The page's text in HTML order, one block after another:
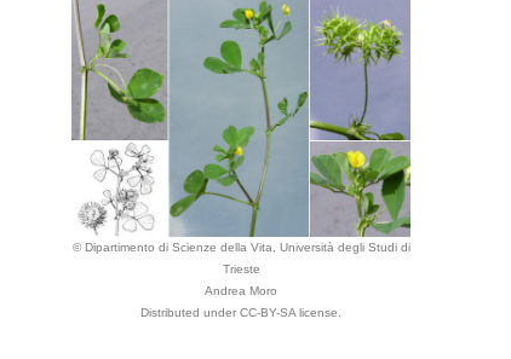
© Dipartimento di Scienze della Vita, Università degli Studi di
Trieste
Andrea Moro
Distributed under CC-BY-SA license.